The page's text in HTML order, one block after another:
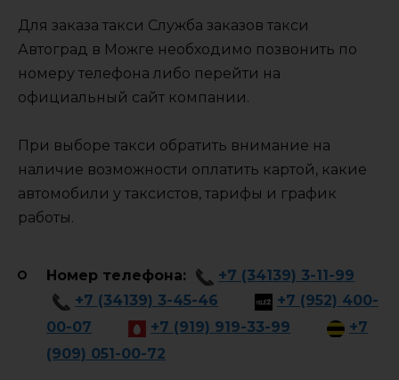
Для заказа такси Служба заказов такси
Автоград в Можге необходимо позвонить по
номеру телефона либо перейти на
официальный сайт компании.
При выборе такси обратить внимание на
наличие возможности оплатить картой, какие
автомобили у таксистов, тарифы и график
работы.
Номер телефона:
+7 (34139) 3-11-99
+7 (34139) 3-45-46
+7 (952) 400-
00-07
+7 (919) 919-33-99
+7
(909) 051-00-72